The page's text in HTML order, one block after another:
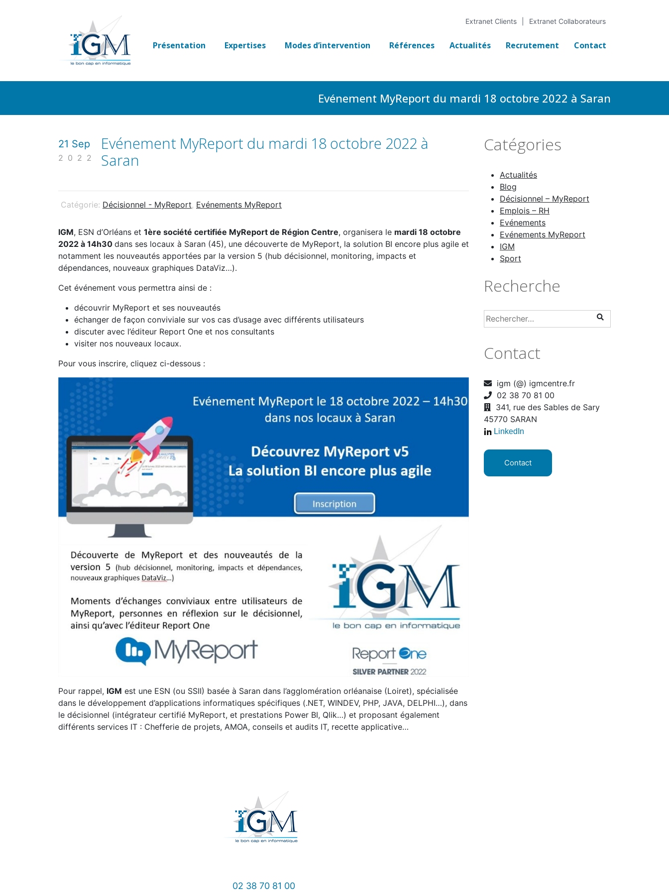
Extranet Clients Extranet Collaborateurs
Présentation Expertises Modes d’intervention Références Actualités Recrutement Contact
Evénement MyReport du mardi 18 octobre 2022 à Saran
21 Sep
2022
Evénement MyReport du mardi 18 octobre 2022 à
Saran
Catégorie: Décisionnel - MyReport, Evénements MyReport
IGM, ESN d’Orléans et 1ère société certifiée MyReport de Région Centre, organisera le mardi 18 octobre
2022 à 14h30 dans ses locaux à Saran (45), une découverte de MyReport, la solution BI encore plus agile et
notamment les nouveautés apportées par la version 5 (hub décisionnel, monitoring, impacts et
dépendances, nouveaux graphiques DataViz…).
Cet événement vous permettra ainsi de :
découvrir MyReport et ses nouveautés
échanger de façon conviviale sur vos cas d’usage avec différents utilisateurs
discuter avec l’éditeur Report One et nos consultants
visiter nos nouveaux locaux.
Pour vous inscrire, cliquez ci-dessous :
Pour rappel, IGM est une ESN (ou SSII) basée à Saran dans l’agglomération orléanaise (Loiret), spécialisée
dans le développement d’applications informatiques spécifiques (.NET, WINDEV, PHP, JAVA, DELPHI…), dans
le décisionnel (intégrateur certifié MyReport, et prestations Power BI, Qlik…) et proposant également
différents services IT : Chefferie de projets, AMOA, conseils et audits IT, recette applicative…
Catégories
Actualités
Blog
Décisionnel – MyReport
Emplois – RH
Evénements
Evénements MyReport
IGM
Sport
Recherche
Contact
igm (@) igmcentre.fr
02 38 70 81 00
341, rue des Sables de Sary
45770 SARAN
LinkedIn
Contact
02 38 70 81 00